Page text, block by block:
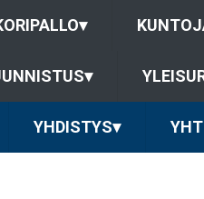
▾
▾
YHDISTYS▾